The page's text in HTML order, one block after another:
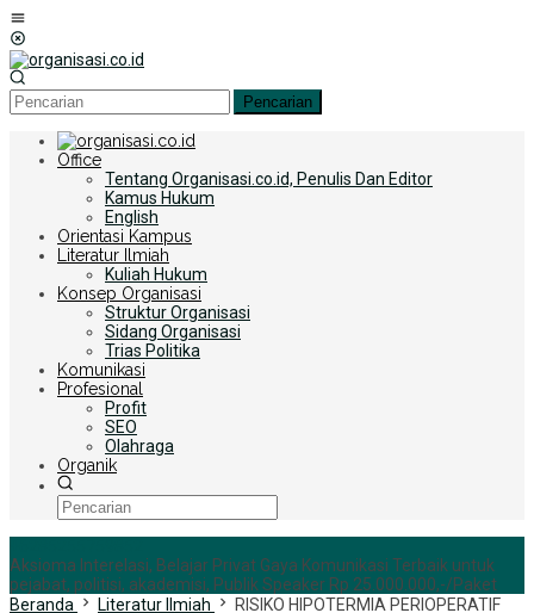
Loncat
ke
konten
Pencarian
Office
Tentang Organisasi.co.id, Penulis Dan Editor
Kamus Hukum
English
Orientasi Kampus
Literatur Ilmiah
Kuliah Hukum
Konsep Organisasi
Struktur Organisasi
Sidang Organisasi
Trias Politika
Komunikasi
Profesional
Profit
SEO
Olahraga
Organik
Aksioma Interelasi, Belajar Privat Gaya Komunikasi Terbaik untuk
pejabat, politisi, akademisi, Publik Speaker Rp 25.000.000,-/Paket
Beranda
Literatur Ilmiah
RISIKO HIPOTERMIA PERIOPERATIF